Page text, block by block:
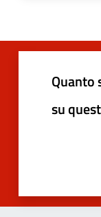
Quanto
su